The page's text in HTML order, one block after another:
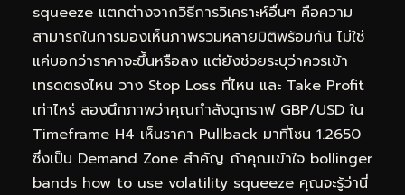
squeeze แตกต่างจากวิธีการวิเคราะห์อื่นๆ คือความ
สามารถในการมองเห็นภาพรวมหลายมิติพร้อมกัน ไม่ใช่
แค่บอกว่าราคาจะขึ้นหรือลง แต่ยังช่วยระบุว่าควรเข้า
เทรดตรงไหน วาง Stop Loss ที่ไหน และ Take Profit
เท่าไหร่ ลองนึกภาพว่าคุณกำลังดูกราฟ GBP/USD ใน
Timeframe H4 เห็นราคา Pullback มาที่โซน 1.2650
ซึ่งเป็น Demand Zone สำคัญ ถ้าคุณเข้าใจ bollinger
bands how to use volatility squeeze คุณจะรู้ว่านี่